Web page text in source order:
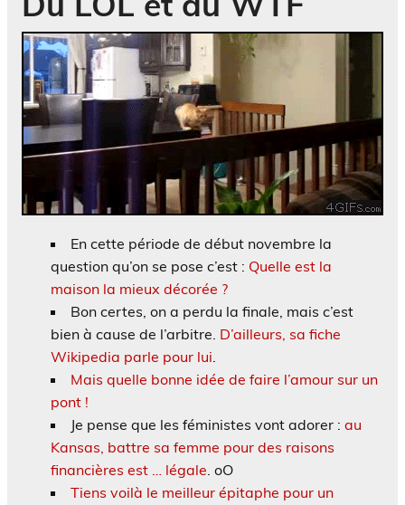
En cette période de début novembre la
question qu’on se pose c’est : Quelle est la
maison la mieux décorée ?
Bon certes, on a perdu la finale, mais c’est
bien à cause de l’arbitre. D’ailleurs, sa fiche
Wikipedia parle pour lui.
Mais quelle bonne idée de faire l’amour sur un
pont !
Je pense que les féministes vont adorer : au
Kansas, battre sa femme pour des raisons
financières est … légale. oO
Tiens voilà le meilleur épitaphe pour un